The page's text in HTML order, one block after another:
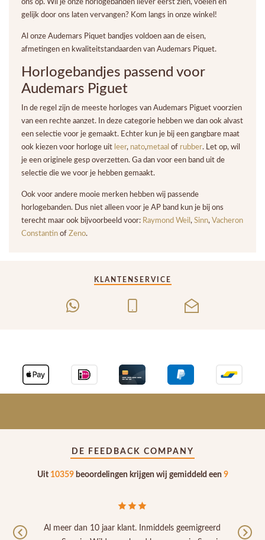
ons op. Wil je onze horlogebanden liever eerst zien, voelen en
gelijk door ons laten vervangen? Kom langs in onze winkel!
Al onze Audemars Piquet bandjes voldoen aan de eisen,
afmetingen en kwaliteitstandaarden van Audemars Piquet.
Horlogebandjes passend voor
Audemars Piguet
In de regel zijn de meeste horloges van Audemars Piguet voorzien
van een rechte aanzet. In deze categorie hebben we dan ook alvast
een selectie voor je gemaakt. Echter kun je bij een gangbare maat
ook kiezen voor horloge uit leer, nato,metaal of rubber. Let op, wil
je een originele gesp overzetten. Ga dan voor een band uit de
selectie die we voor je hebben gemaakt.
Ook voor andere mooie merken hebben wij passende
horlogebanden. Dus niet alleen voor je AP band kun je bij ons
terecht maar ook bijvoorbeeld voor: Raymond Weil , Sinn, Vacheron
Constantin of Zeno.
KLANTENSERVICE
DE FEEDBACK COMPANY
Uit 10359beoordelingen krijgen wij gemiddeld een 9
Al meer dan 10 jaar klant. Inmiddels geemigreerd
Previous